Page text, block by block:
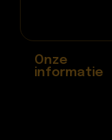
Onze
informatie